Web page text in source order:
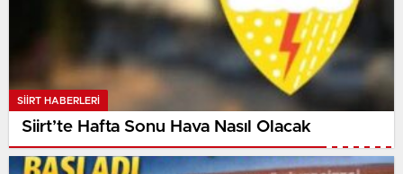
SIIRT HABERLERI
Siirt’te Hafta Sonu Hava Nasıl Olacak